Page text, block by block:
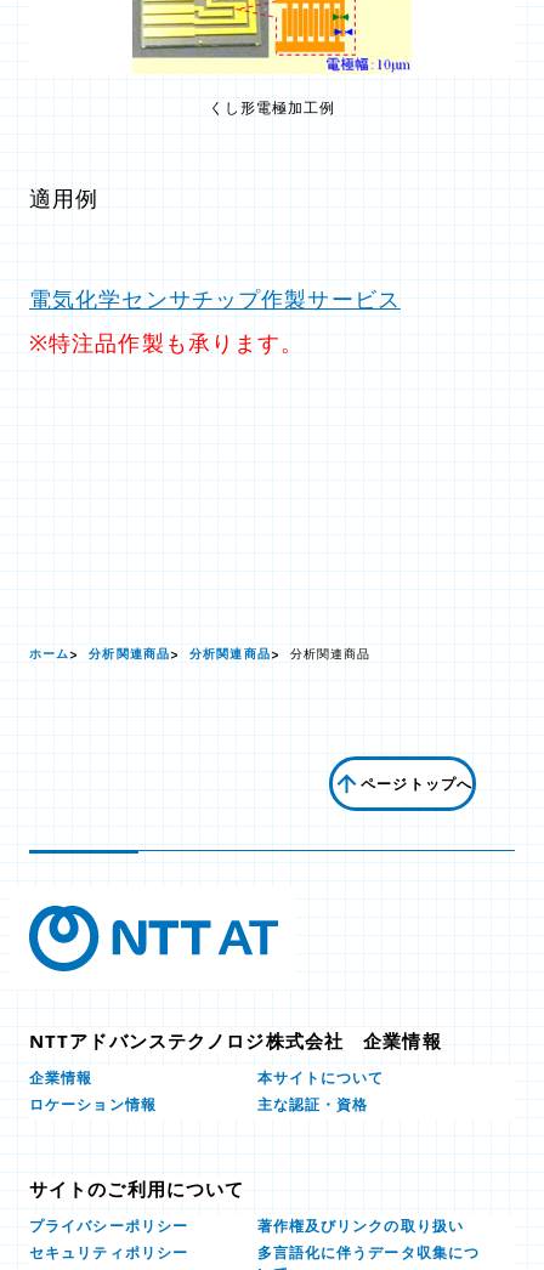
くし形電極加工例
適用例
電気化学センサチップ作製サービス
※特注品作製も承ります。
ホーム 分析関連商品 分析関連商品 分析関連商品
ページトップへ
NTTアドバンステクノロジ株式会社 企業情報
企業情報
本サイトについて
ロケーション情報
主な認証・資格
サイトのご利用について
プライバシーポリシー
著作権及びリンクの取り扱い
セキュリティポリシー
多言語化に伴うデータ収集につ